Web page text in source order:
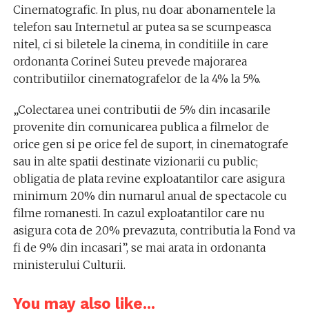
Cinematografic. In plus, nu doar abonamentele la
telefon sau Internetul ar putea sa se scumpeasca
nitel, ci si biletele la cinema, in conditiile in care
ordonanta Corinei Suteu prevede majorarea
contributiilor cinematografelor de la 4% la 5%.
„Colectarea unei contributii de 5% din incasarile
provenite din comunicarea publica a filmelor de
orice gen si pe orice fel de suport, in cinematografe
sau in alte spatii destinate vizionarii cu public;
obligatia de plata revine exploatantilor care asigura
minimum 20% din numarul anual de spectacole cu
filme romanesti. In cazul exploatantilor care nu
asigura cota de 20% prevazuta, contributia la Fond va
fi de 9% din incasari”, se mai arata in ordonanta
ministerului Culturii.
You may also like...